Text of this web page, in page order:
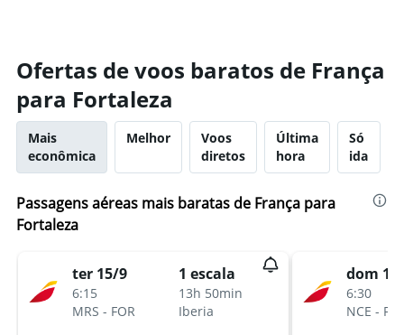
Ofertas de voos baratos de França
para Fortaleza
Mais
econômica
Melhor
Voos
diretos
Última
hora
Só
ida
Passagens aéreas mais baratas de França para
Fortaleza
ter 15/9
6:15
MRS - FOR
1 escala
13h 50min
Iberia
dom
6:30
NCE -